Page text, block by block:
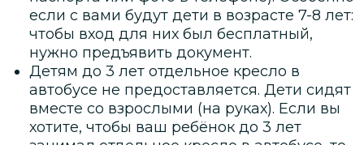
если с вами будут дети в возрасте 7-8 лет:
чтобы вход для них был бесплатный,
нужно предъявить документ.
Детям до 3 лет отдельное кресло в
автобусе не предоставляется. Дети сидят
вместе со взрослыми (на руках). Если вы
хотите, чтобы ваш ребёнок до 3 лет